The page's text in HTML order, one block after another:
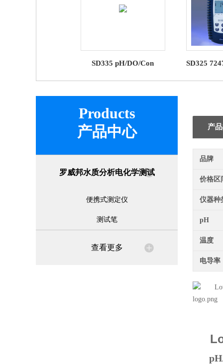
SD335 pH/DO/Con
测定仪SD335 罗威邦电化
SD325
威
Products
产品中心
罗威邦水质分析电化学测试
便携式测定仪
测试笔
查看更多
产
品牌
价格区
仪器种
pH
温度
电导率